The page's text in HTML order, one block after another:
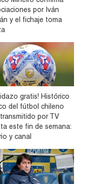
por Iván
y el fichaje toma
gratis! Histórico
del fútbol chileno
por TV
este fin de semana:
y canal